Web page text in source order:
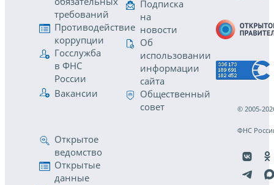
требований
Противодействие
коррупции
Госслужба
в ФНС
России
Вакансии
Подписка
на
новости
Об
использовании
информации
сайта
Общественный
совет
Открытое
ведомство
Открытые
данные
© 2005-
ФНС